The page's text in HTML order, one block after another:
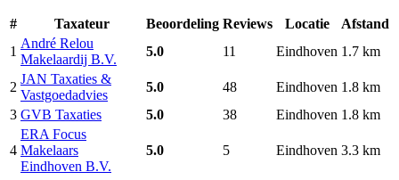
# Taxateur Beoordeling Reviews Locatie
Afstand
1
André Relou
Makelaardij B.V.
5.0 11 Eindhoven 1.7 km
2
JAN Taxaties &
Vastgoedadvies
5.0 48 Eindhoven 1.8 km
3 GVB Taxaties 5.0 38 Eindhoven 1.8 km
4
ERA Focus
Makelaars
Eindhoven B.V.
5.0 5 Eindhoven 3.3 km